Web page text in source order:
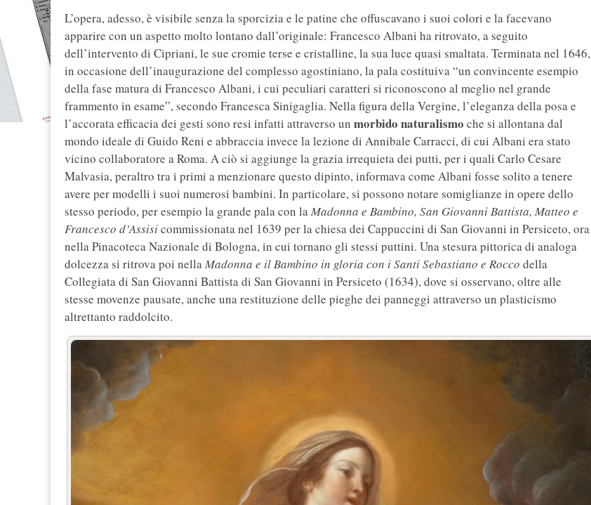
L’opera, adesso, è visibile senza la sporcizia e le patine che offuscavano i suoi colori e la facevano
apparire con un aspetto molto lontano dall’originale: Francesco Albani ha ritrovato, a seguito
dell’intervento di Cipriani, le sue cromie terse e cristalline, la sua luce quasi smaltata. Terminata nel 1646,
in occasione dell’inaugurazione del complesso agostiniano, la pala costituiva “un convincente esempio
della fase matura di Francesco Albani, i cui peculiari caratteri si riconoscono al meglio nel grande
frammento in esame”, secondo Francesca Sinigaglia. Nella figura della Vergine, l’eleganza della posa e
l’accorata efficacia dei gesti sono resi infatti attraverso un morbido naturalismo che si allontana dal
mondo ideale di Guido Reni e abbraccia invece la lezione di Annibale Carracci, di cui Albani era stato
vicino collaboratore a Roma. A ciò si aggiunge la grazia irrequieta dei putti, per i quali Carlo Cesare
Malvasia, peraltro tra i primi a menzionare questo dipinto, informava come Albani fosse solito a tenere
avere per modelli i suoi numerosi bambini. In particolare, si possono notare somiglianze in opere dello
stesso periodo, per esempio la grande pala con laMadonna e Bambino, San Giovanni Battista, Matteo e
Francesco d’Assisicommissionata nel 1639 per la chiesa dei Cappuccini di San Giovanni in Persiceto, ora
nella Pinacoteca Nazionale di Bologna, in cui tornano gli stessi puttini. Una stesura pittorica di analoga
dolcezza si ritrova poi nellaMadonna e il Bambino in gloria con i Santi Sebastiano e Rocco della
Collegiata di San Giovanni Battista di San Giovanni in Persiceto (1634), dove si osservano, oltre alle
stesse movenze pausate, anche una restituzione delle pieghe dei panneggi attraverso un plasticismo
altrettanto raddolcito.